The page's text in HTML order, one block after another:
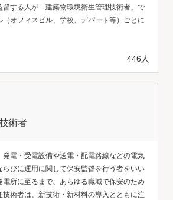
督する人が「建築物環境衛生管理技術者」で
オフィスビル、学校、デパート等）ごとに
446人
術者
発電・受電設備や送電・配電路線などの電気
らびに運用に関して保安監督を行う者をいい
電所に至るまで、あらゆる職域で保安のため
術者は、新技術・新材料の導入とともに注